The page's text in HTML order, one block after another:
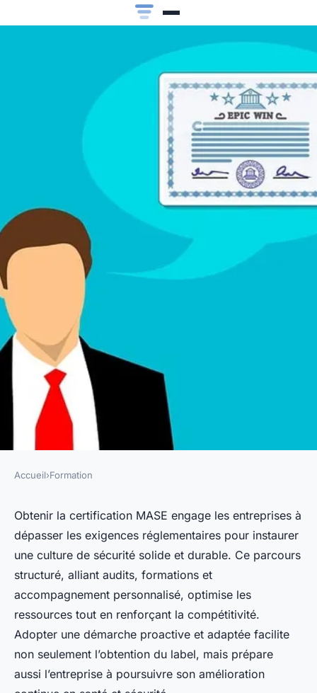
Accompagnement mase :
préparez-vous à la réussite
certifiée.
Adrien•21 juillet 2025•5 min de lecture
Accueil›Formation
Obtenir la certification MASE engage les entreprises à
dépasser les exigences réglementaires pour instaurer
une culture de sécurité solide et durable. Ce parcours
structuré, alliant audits, formations et
accompagnement personnalisé, optimise les
ressources tout en renforçant la compétitivité.
Adopter une démarche proactive et adaptée facilite
non seulement l’obtention du label, mais prépare
aussi l’entreprise à poursuivre son amélioration